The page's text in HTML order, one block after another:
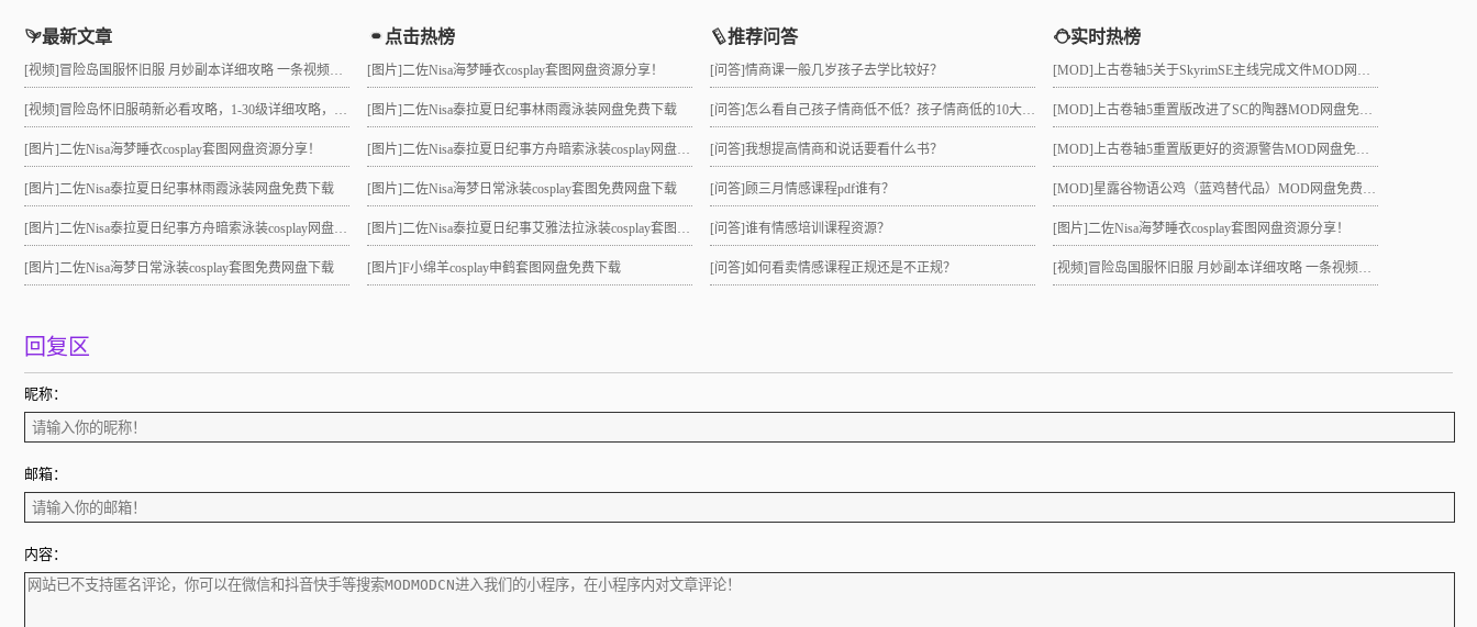
最新文章
[视频] 冒险岛国服怀旧服 月妙副本详细攻略 一条视频助力10级直升21 组队不求人
[视频] 冒险岛怀旧服萌新必看攻略，1-30级详细攻略，3小时就能到21级！
[图片]二佐Nisa海梦睡衣cosplay套图网盘资源分享！
[图片]二佐Nisa泰拉夏日纪事林雨霞泳装网盘免费下载
[图片]二佐Nisa泰拉夏日纪事方舟暗索泳装cosplay网盘分享！
[图片]二佐Nisa海梦日常泳装cosplay套图免费网盘下载
点击热榜
[图片]二佐Nisa海梦睡衣cosplay套图网盘资源分享！
[图片]二佐Nisa泰拉夏日纪事林雨霞泳装网盘免费下载
[图片]二佐Nisa泰拉夏日纪事方舟暗索泳装cosplay网盘分享！
[图片]二佐Nisa海梦日常泳装cosplay套图免费网盘下载
[图片]二佐Nisa泰拉夏日纪事艾雅法拉泳装cosplay套图网盘免费下载
[图片]F小绵羊cosplay申鹤套图网盘免费下载
推荐问答
[问答]情商课一般几岁孩子去学比较好？
[问答] 怎么看自己孩子情商低不低？孩子情商低的10大特征是真的吗？
[问答]我想提高情商和说话要看什么书？
[问答]顾三月情感课程pdf谁有？
[问答]谁有情感培训课程资源？
[问答]如何看卖情感课程正规还是不正规？
实时热榜
[MOD]上古卷轴5关于SkyrimSE主线完成文件MOD网盘免费下载
[MOD]上古卷轴5重置版改进了SC的陶器MOD网盘免费下载
[MOD]上古卷轴5重置版更好的资源警告MOD网盘免费下载
[MOD] 星露谷物语公鸡（蓝鸡替代品）MOD网盘免费下载
[图片]二佐Nisa海梦睡衣cosplay套图网盘资源分享！
[视频] 冒险岛国服怀旧服 月妙副本详细攻略 一条视频助力10级直升21 组队不求人
回复区
昵称：
邮箱：
内容：